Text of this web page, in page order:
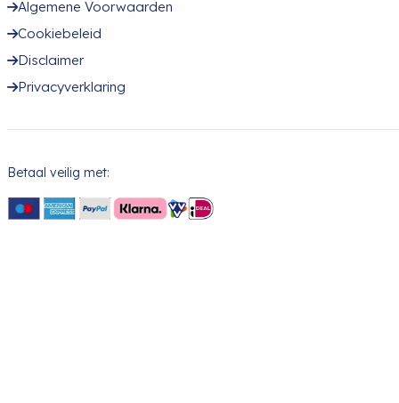
Algemene Voorwaarden
Cookiebeleid
Disclaimer
Privacyverklaring
Betaal veilig met: